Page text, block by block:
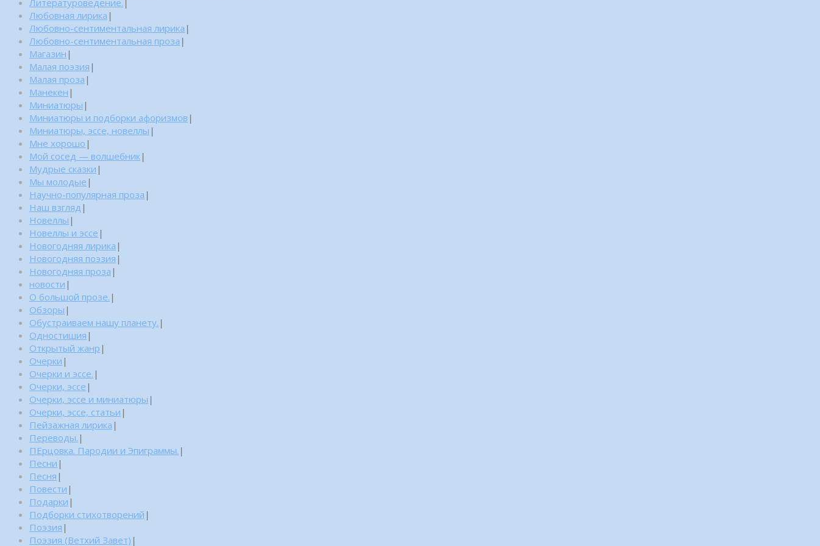
Любовная лирика |
Любовно-сентиментальная лирика |
Любовно-сентиментальная проза |
Магазин |
Малая поэзия |
Малая проза |
Манекен |
Миниатюры |
Миниатюры и подборки афоризмов |
Миниатюры, эссе, новеллы |
Мне хорошо |
Мой сосед — волшебник|
Мудрые сказки |
Мы молодые |
Научно-популярная проза |
Наш взгляд |
Новеллы |
Новеллы и эссе |
Новогодняя лирика |
Новогодняя поэзия |
Новогодняя проза |
новости |
О большой прозе. |
Обзоры |
Обустраиваем нашу планету. |
Одностишия |
Открытый жанр |
Очерки |
Очерки и эссе. |
Очерки, эссе |
Очерки, эссе и миниатюры |
Очерки, эссе, статьи |
Пейзажная лирика |
Переводы. |
ПЕрцовка. Пародии и Эпиграммы. |
Песни |
Песня |
Повести |
Подарки |
Подборки стихотворений |
Поэзия |
Поэзия (Ветхий Завет) |